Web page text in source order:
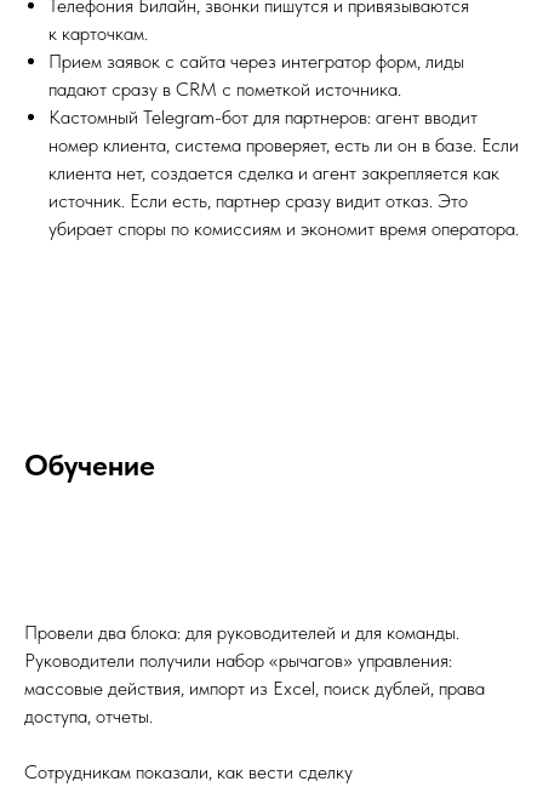
Телефония Билайн, звонки пишутся и привязываются
к карточкам.
Прием заявок с сайта через интегратор форм, лиды
падают сразу в CRM с пометкой источника.
Кастомный Telegram-бот для партнеров: агент вводит
номер клиента, система проверяет, есть ли он в базе. Если
клиента нет, создается сделка и агент закрепляется как
источник. Если есть, партнер сразу видит отказ. Это
убирает споры по комиссиям и экономит время оператора.
Обучение
Провели два блока: для руководителей и для команды.
Руководители получили набор «рычагов» управления:
массовые действия, импорт из Excel, поиск дублей, права
доступа, отчеты.
Сотрудникам показали, как вести сделку